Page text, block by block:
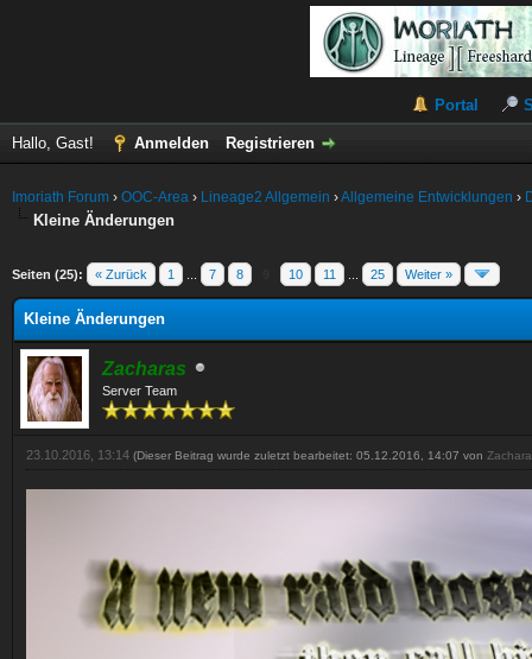
Portal
Hallo, Gast! Anmelden Registrieren
Imoriath Forum › OOC-Area › Lineage2 Allgemein ›Allgemeine Entwicklungen ›
Kleine Änderungen
Seiten (25): « Zurück 1 7 8 10 11 25 Weiter »
Kleine Änderungen
Zacharas
Server Team
23.10.2016, 13:14 (Dieser Beitrag wurde zuletzt bearbeitet: 05.12.2016, 14:07 von